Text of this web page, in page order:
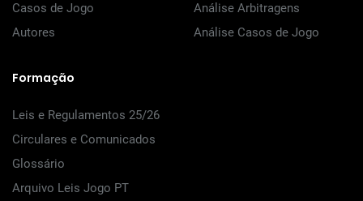
Casos de Jogo
Autores
Análise Arbitragens
Análise Casos de Jogo
Formação
Leis e Regulamentos 25/26
Circulares e Comunicados
Glossário
Arquivo Leis Jogo PT